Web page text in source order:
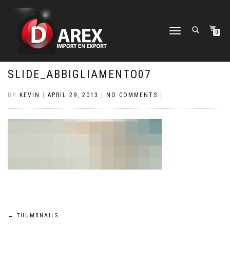
TOGGLE
0
SLIDE_ABBIGLIAMENTO07
BY KEVIN APRIL 29, 2013 NO COMMENTS
Post
← THUMBNAILS